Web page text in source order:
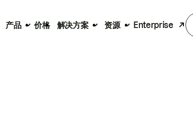
产品 价格 解决方案 资源 Enterprise